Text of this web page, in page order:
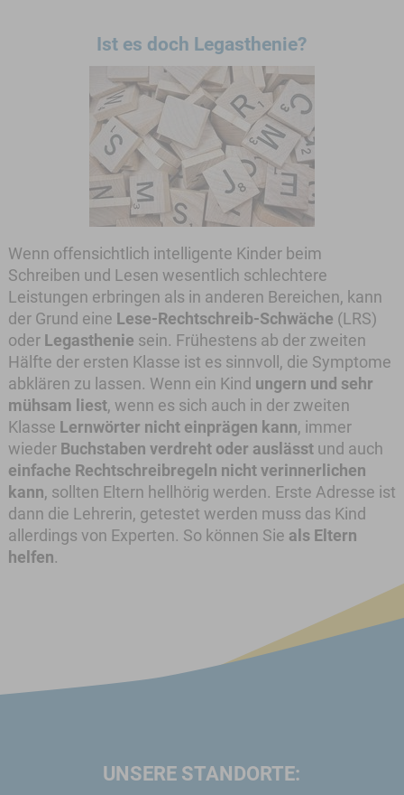
Ist es doch Legasthenie?
Wenn offensichtlich intelligente Kinder beim
Schreiben und Lesen wesentlich schlechtere
Leistungen erbringen als in anderen Bereichen, kann
der Grund eine Lese-Rechtschreib-Schwäche (LRS)
oder Legasthenie sein. Frühestens ab der zweiten
Hälfte der ersten Klasse ist es sinnvoll, die Symptome
abklären zu lassen. Wenn ein Kind ungern und sehr
mühsam liest, wenn es sich auch in der zweiten
Klasse Lernwörter nicht einprägen kann, immer
wieder Buchstaben verdreht oder auslässtund auch
einfache Rechtschreibregeln nicht verinnerlichen
kann, sollten Eltern hellhörig werden. Erste Adresse ist
dann die Lehrerin, getestet werden muss das Kind
allerdings von Experten. So können Sie als Eltern
helfen.
UNSERE STANDORTE: